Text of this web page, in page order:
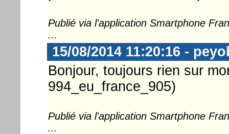
Publié via l'application Smartphone
...
15/08/2014 11:20:16 -
Bonjour, toujours rien sur
994_eu_france_905)
Publié via l'application Smartphone
...